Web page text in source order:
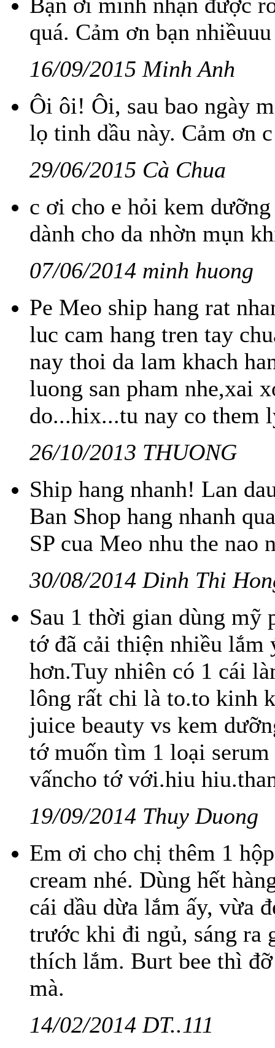
quá. Cảm ơn bạn nhiềuuu
16/09/2015 Minh Anh
Ôi ôi! Ôi, sau bao ngày
lọ tinh dầu này. Cảm ơn
29/06/2015 Cà Chua
c ơi cho e hỏi kem
dành cho da nhờn mụn
07/06/2014 minh huong
Pe Meo ship hang rat
luc cam hang tren tay
nay thoi da lam khach
luong san pham nhe,xai
do...hix...tu nay co them
26/10/2013 THUONG
Ship hang nhanh! Lan
Ban Shop hang nhanh
SP cua Meo nhu the nao
30/08/2014 Dinh Thi
Sau 1 thời gian dùng mỹ
tớ đã cải thiện nhiều lắm
hơn.Tuy nhiên có 1 cái
lông rất chi là to.to kinh
juice beauty vs kem
tớ muốn tìm 1 loại
vấncho tớ với.hiu
19/09/2014 Thuy Duong
Em ơi cho chị thêm 1
cream nhé. Dùng hết
cái dầu dừa lắm ấy, vừa
trước khi đi ngủ, sáng ra
thích lắm. Burt bee thì
mà.
14/02/2014 DT..111